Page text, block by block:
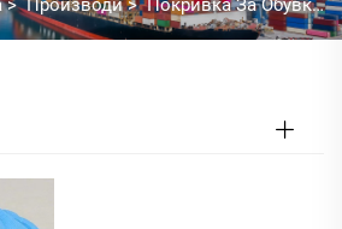
>Производи>Покривка За Обувки